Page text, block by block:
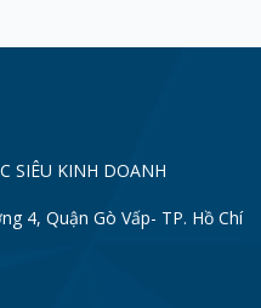
SIÊU KINH DOANH
4, Quận Gò Vấp- TP. Hồ Chí